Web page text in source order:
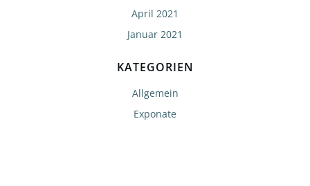
April 2021
Januar 2021
KATEGORIEN
Allgemein
Exponate